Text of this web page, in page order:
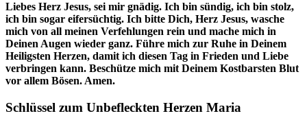
Liebes Herz Jesus, sei mir gnädig. Ich bin sündig, ich bin stolz,
ich bin sogar eifersüchtig. Ich bitte Dich, Herz Jesus, wasche
mich von all meinen Verfehlungen rein und mache mich in
Deinen Augen wieder ganz. Führe mich zur Ruhe in Deinem
Heiligsten Herzen, damit ich diesen Tag in Frieden und Liebe
verbringen kann. Beschütze mich mit Deinem Kostbarsten Blut
vor allem Bösen. Amen.
Schlüssel zum Unbefleckten Herzen Maria